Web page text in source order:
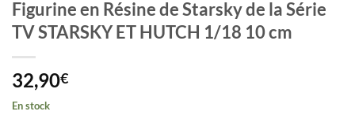
Figurine en Résine de Starsky de la Série
TV STARSKY ET HUTCH 1/18 10 cm
32,90€
En stock